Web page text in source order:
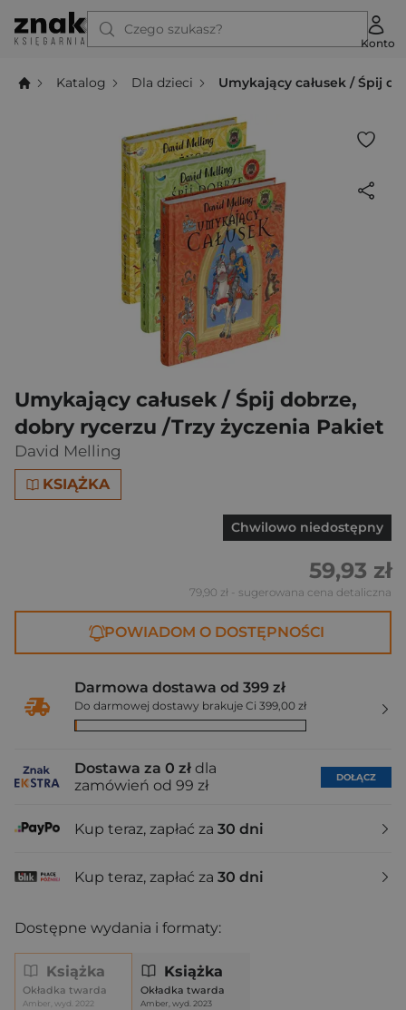
Czego szukasz?
Konto
Katalog Dla dzieci Umykający całusek / Śpij
Umykający całusek / Śpij dobrze,
dobry rycerzu /Trzy życzenia Pakiet
David Melling
KSIĄŻKA
Chwilowo niedostępny
59,93 zł
79,90 zł - sugerowana cena detaliczna
POWIADOM O DOSTĘPNOŚCI
Darmowa dostawa od 399 zł
Do darmowej dostawy brakuje Ci 399,00 zł
Dostawa za 0 zł dla
zamówień od 99 zł
DOŁĄCZ
Kup teraz, zapłać za 30 dni
Kup teraz, zapłać za 30 dni
Dostępne wydania i formaty:
Książka
Okładka twarda
Amber, wyd. 2022
Książka
Okładka twarda
Amber, wyd. 2023